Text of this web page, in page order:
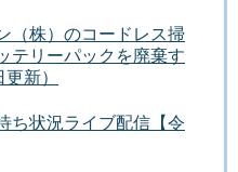
（株）のコードレス掃
テリーパックを廃棄す
新）
ち状況ライブ配信【令